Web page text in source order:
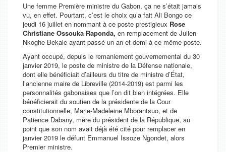
Une femme Première ministre du Gabon, ça ne s’était jamais
vu, en effet. Pourtant, c’est le choix qu’a fait Ali Bongo ce
jeudi 16 juillet en nommant à ce poste prestigieux Rose
Christiane Ossouka Raponda, en remplacement de Julien
Nkoghe Bekale ayant passé un an et demi à ce même poste.
Ayant occupé, depuis le remaniement gouvernemental du 30
janvier 2019, le poste de ministre de la Défense nationale,
dont elle bénéficiait d’ailleurs du titre de ministre d’État,
l’ancienne maire de Libreville (2014-2019) est parmi les
personnalités gabonaises que l’on dit bien intégrées. Elle
bénéficierait du soutien de la présidente de la Cour
constitutionnelle, Marie-Madeleine Mborantsuo, et de
Patience Dabany, mère du président de la République, au
point que son nom avait déjà été cité pour remplacer en
janvier 2019 le défunt Emmanuel Issoze Ngondet, alors
Premier ministre.